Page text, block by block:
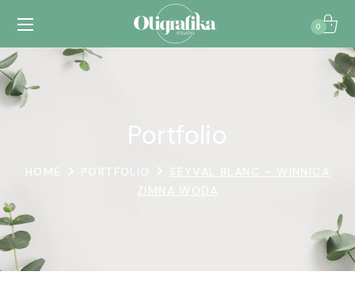
0
Portfolio
HOME PORTFOLIO
SEYVAL BLANC – WINNICA